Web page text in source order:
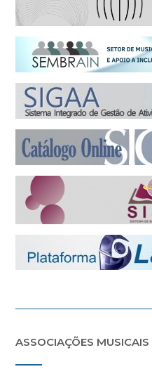
ASSOCIAÇÕES MUSICAIS